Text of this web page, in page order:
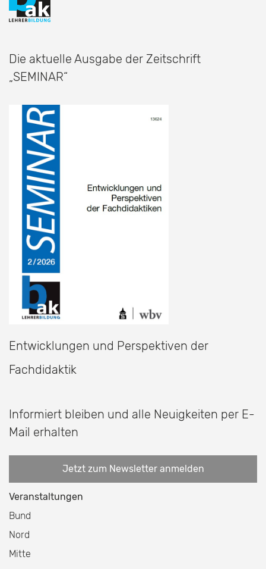
Die aktuelle Ausgabe der Zeitschrift
„SEMINAR“
Entwicklungen und Perspektiven der
Fachdidaktik
Informiert bleiben und alle Neuigkeiten per E-
Mail erhalten
Jetzt zum Newsletter anmelden
Veranstaltungen
Bund
Nord
Mitte